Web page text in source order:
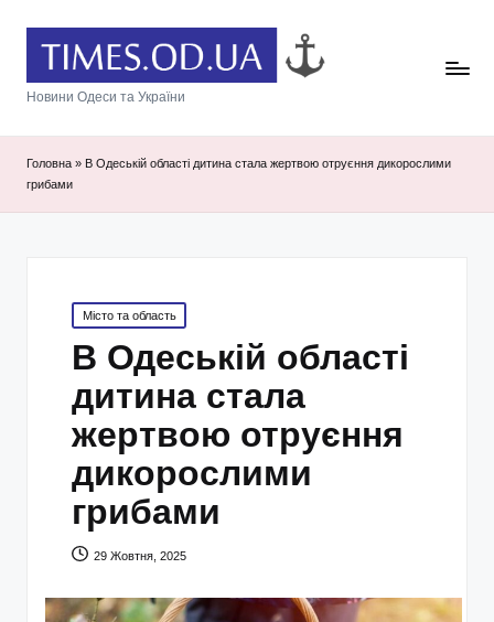
Новини Одеси та України
Головна » В Одеській області дитина стала жертвою отруєння дикорослими
грибами
Posted
in
Місто та область
В Одеській області
дитина стала
жертвою отруєння
дикорослими
грибами
29 Жовтня, 2025